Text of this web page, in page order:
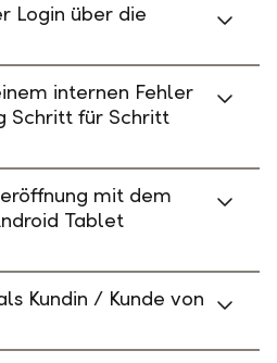
Login über die
internen Fehler
Schritt für Schritt
mit dem
Tablet
Kundin / Kunde von